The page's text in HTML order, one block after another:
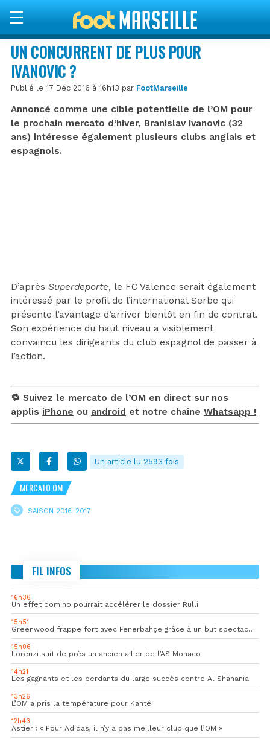
UN CONCURRENT DE PLUS POUR
IVANOVIC ?
Publié le 17 Déc 2016 à 16h13 par FootMarseille
Annoncé comme une cible potentielle de l’OM pour
le prochain mercato d’hiver, Branislav Ivanovic (32
ans) intéresse également plusieurs clubs anglais et
espagnols.
D’après Superdeporte, le FC Valence serait également
intéressé par le profil de l’international Serbe qui
présente l’avantage d’arriver bientôt en fin de contrat.
Son expérience du haut niveau a visiblement
convaincu les dirigeants du club espagnol de passer à
l’action.
🔁 Suivez le mercato de l’OM en direct sur nos
applis iPhone ou android et notre chaîne Whatsapp !
Un article lu 2593 fois
MERCATO OM
SAISON 2016-2017
FIL INFOS
16h36
Un effet domino pourrait accélérer le dossier Rulli
15h51
Greenwood frappe fort avec Fenerbahçe grâce à un but spectaculaire
15h06
Lorenzi suit de près un ancien ailier de l’AS Monaco
14h21
Les gagnants et les perdants du large succès contre Al Shahania
13h26
L’OM a pris la température pour Kanté
12h43
Astier : « Pour Adidas, il n’y a pas meilleur club que l’OM »